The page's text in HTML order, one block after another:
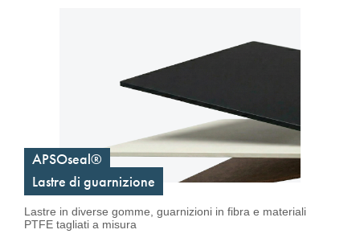
APSOseal®
Lastre di guarnizione
Lastre in diverse gomme, guarnizioni in fibra e materiali
PTFE tagliati a misura